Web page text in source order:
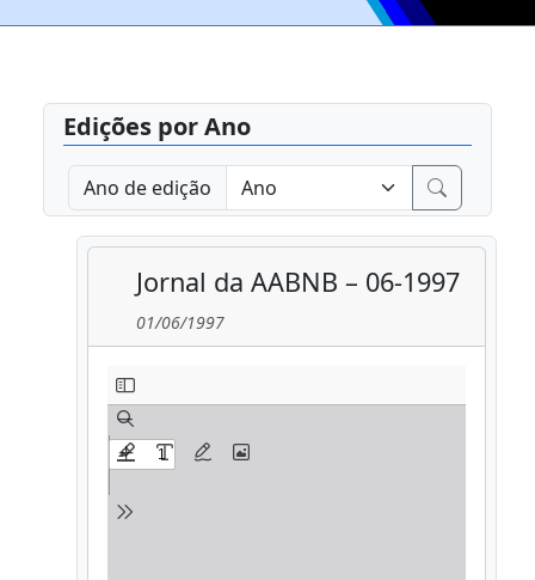
Edições por Ano
Ano de edição
Jornal da AABNB – 06-1997
01/06/1997